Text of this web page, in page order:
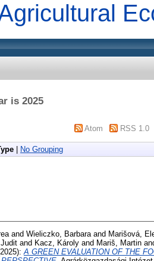
is 2025
Atom RSS 1.0
No Grouping
and Wieliczko, Barbara and Marišová,
and Kacz, Károly and Mariš, Martin
A GREEN EVALUATION OF THE